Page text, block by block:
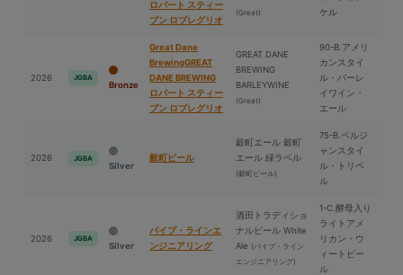
ロバート スティー
ブン ロブレグリオ
(Great)
ケル
2026 JGBA
Bronze
Great Dane
BrewingGREAT
DANE BREWING
ロバート スティー
ブン ロブレグリオ
GREAT DANE
BREWING
BARLEYWINE
(Great)
90-B.アメリ
カンスタイ
ル・バーレ
イワイン・
エール
2026 JGBA
Silver
穀町ビール
穀町エール 穀町
エール 緑ラベル
(穀町ビール)
75-B.ベルジ
ャンスタイ
ル・トリペ
ル
2026 JGBA
Silver
パイプ・ラインエ
ンジニアリング
酒⽥トラディショ
ナルビール White
Ale (パイプ・ライン
エンジニアリング)
1-C.酵⺟入り
ライトアメ
リカン・ウ
ィートビー
ル